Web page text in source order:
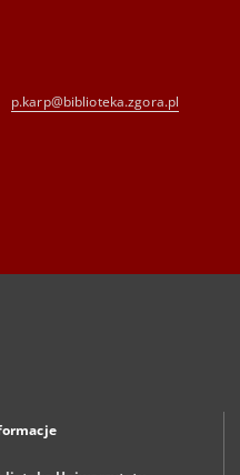
p.karp@biblioteka.zgora.pl